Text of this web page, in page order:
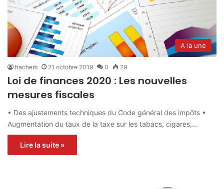
A la une
hachem 21 octobre 2019 0 29
Loi de finances 2020 : Les nouvelles
mesures fiscales
• Des ajustements techniques du Code général des impôts •
Augmentation du taux de la taxe sur les tabacs, cigares,…
Lire la suite »